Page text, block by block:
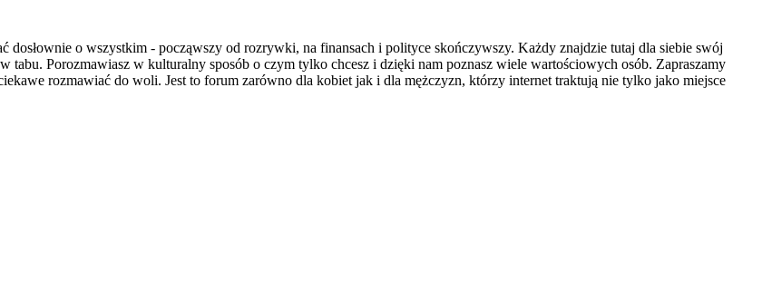
o wszystkim - począwszy od rozrywki, na finansach i polityce skończywszy. Każdy znajdzie tutaj dla siebie swój
Porozmawiasz w kulturalny sposób o czym tylko chcesz i dzięki nam poznasz wiele wartościowych osób. Zapraszamy
rozmawiać do woli. Jest to forum zarówno dla kobiet jak i dla mężczyzn, którzy internet traktują nie tylko jako miejsce